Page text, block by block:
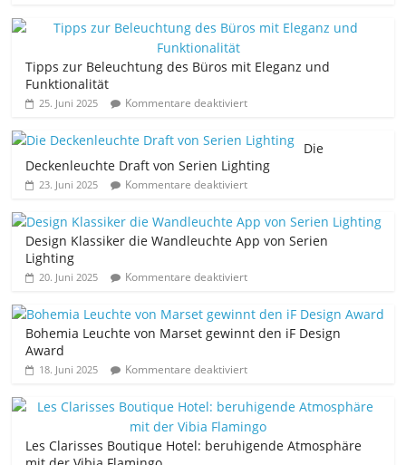
Tipps zur Beleuchtung des Büros mit Eleganz und
Funktionalität
25. Juni 2025 Kommentare deaktiviert
Die
Deckenleuchte Draft von Serien Lighting
23. Juni 2025 Kommentare deaktiviert
Design Klassiker die Wandleuchte App von Serien
Lighting
20. Juni 2025 Kommentare deaktiviert
Bohemia Leuchte von Marset gewinnt den iF Design
Award
18. Juni 2025 Kommentare deaktiviert
Les Clarisses Boutique Hotel: beruhigende Atmosphäre